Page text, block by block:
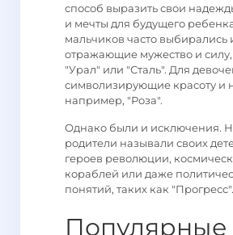
способ выразить свои
и мечты для будущего
мальчиков часто выбирались
отражающие мужество и силу,
"Урал" или "Сталь". Для
символизирующие красоту и
например, "Роза".
Однако были и исключения.
родители называли своих
героев революции,
кораблей или даже
понятий, таких как "Прогресс".
Популярные